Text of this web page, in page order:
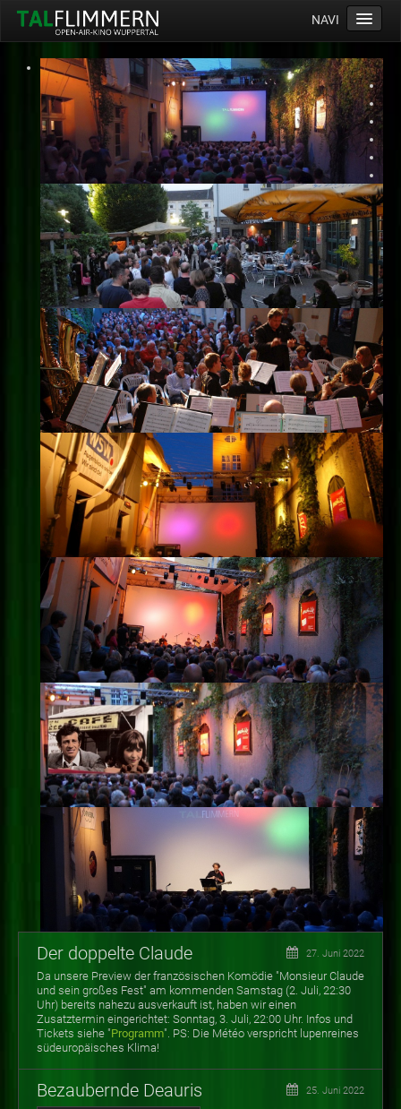
NAVI
Home
Programm
Service
Ticketinfos
Ort
Anreise
Wetter
Kinogutschein
Konzept
Archiv
Kontakt
Impressum
Datenschutz
Der doppelte Claude 27. Juni 2022
Da unsere Preview der französischen Komödie "Monsieur Claude
und sein großes Fest" am kommenden Samstag (2. Juli, 22:30
Uhr) bereits nahezu ausverkauft ist, haben wir einen
Zusatztermin eingerichtet: Sonntag, 3. Juli, 22:00 Uhr. Infos und
Tickets siehe "Programm". PS: Die Météo verspricht lupenreines
südeuropäisches Klima!
Bezaubernde Deauris 25. Juni 2022